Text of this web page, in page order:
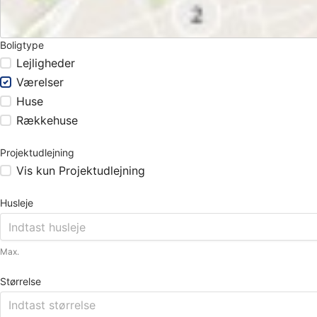
Boligtype
Lejligheder
Værelser
Huse
Rækkehuse
Projektudlejning
Vis kun Projektudlejning
Husleje
Max.
Størrelse